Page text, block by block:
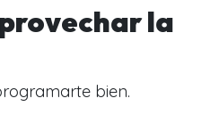
la
bien.